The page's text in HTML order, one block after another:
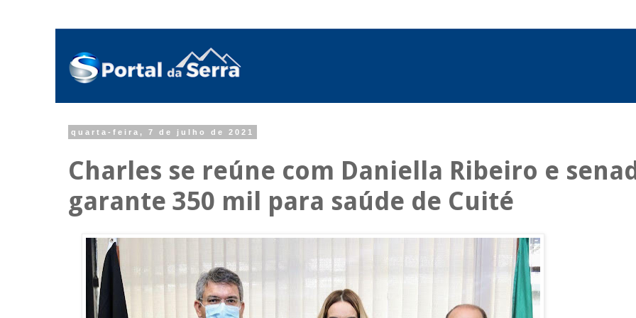
quarta-feira, 7 de julho de 2021
Charles se reúne com Daniella Ribeiro e
garante 350 mil para saúde de Cuité